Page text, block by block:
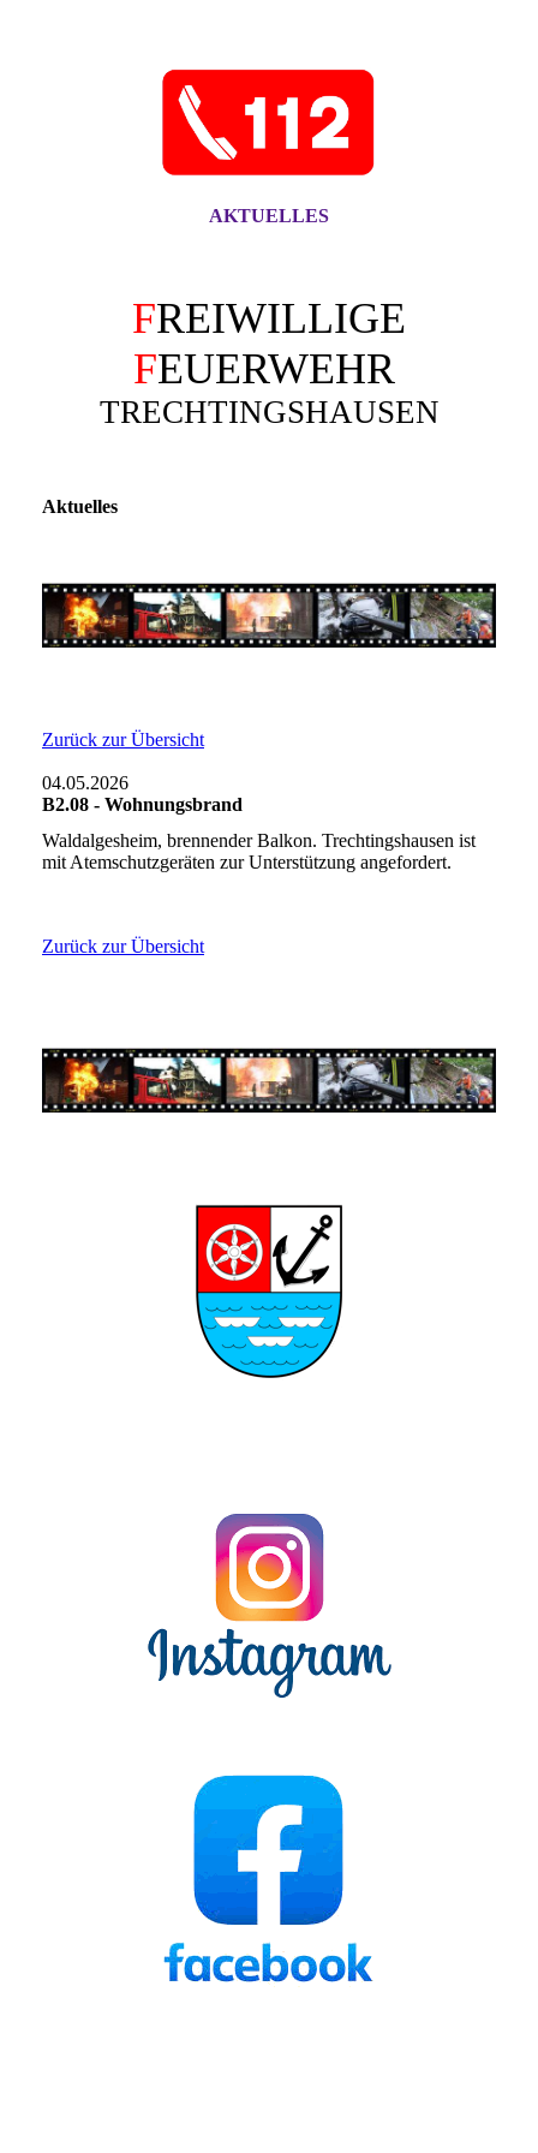
AKTUELLES
FREIWILLIGE
FEUERWEHR
TRECHTINGSHAUSEN
Aktuelles
Zurück zur Übersicht
04.05.2026
B2.08 - Wohnungsbrand
Waldalgesheim, brennender Balkon. Trechtingshausen ist
mit Atemschutzgeräten zur Unterstützung angefordert.
Zurück zur Übersicht